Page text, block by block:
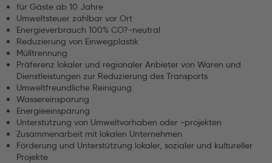
für Gäste ab 10 Jahre
Umweltsteuer zahlbar vor Ort
Energieverbrauch 100% CO?-neutral
Reduzierung von Einwegplastik
Mülltrennung
Präferenz lokaler und regionaler Anbieter von Waren und
Dienstleistungen zur Reduzierung des Transports
Umweltfreundliche Reinigung
Wassereinsparung
Energieeinsparung
Unterstützung von Umweltvorhaben oder -projekten
Zusammenarbeit mit lokalen Unternehmen
Förderung und Unterstützung lokaler, sozialer und kultureller
Projekte